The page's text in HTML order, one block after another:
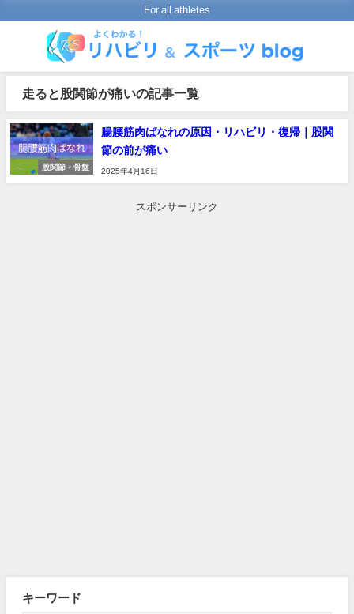
For all athletes
走ると股関節が痛いの記事一覧
股関節・骨盤
腸腰筋肉ばなれの原因・リハビリ・復帰｜股関
節の前が痛い
2025年4月16日
スポンサーリンク
キーワード